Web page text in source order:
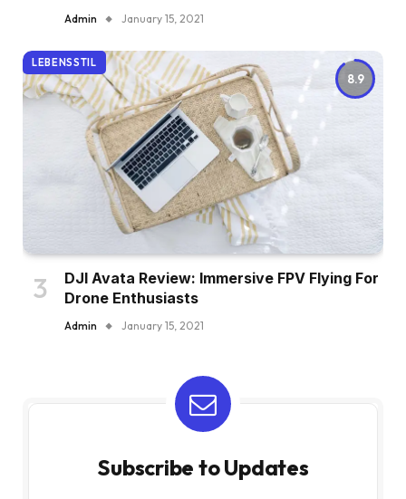
Admin January 15, 2021
8.9
LEBENSSTIL
DJI Avata Review: Immersive FPV Flying For
Drone Enthusiasts
Admin January 15, 2021
Subscribe to Updates